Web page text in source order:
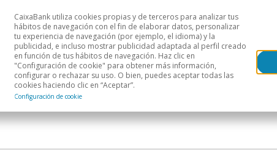
Análisis sectorial Áreas geográficas
CaixaBank utiliza cookies propias y de terceros para analizar tus
hábitos de navegación con el fin de elaborar datos, personalizar
tu experiencia de navegación (por ejemplo, el idioma) y la
publicidad, e incluso mostrar publicidad adaptada al perfil creado
en función de tus hábitos de navegación. Haz clic en
"Configuración de cookie" para obtener más información,
configurar o rechazar su uso. O bien, puedes aceptar todas las
cookies haciendo clic en “Aceptar”.
Configuración de cookie